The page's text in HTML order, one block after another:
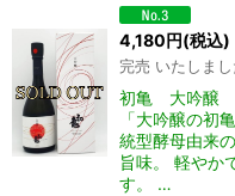
4,180円(税込)
完売 いたしまし
初亀 大吟醸
「大吟醸の初
統型酵母由来
旨味。 軽やか
す。 …